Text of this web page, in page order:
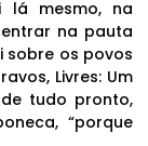
lá mesmo, na
na pauta
sobre os povos
Livres: Um
de tudo pronto,
“porque